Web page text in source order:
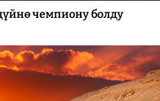
чемпиону болду